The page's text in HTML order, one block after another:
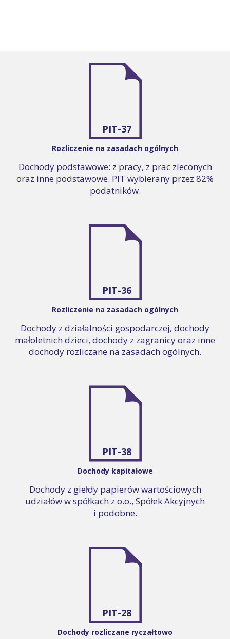
PIT-37
Rozliczenie na zasadach ogólnych
Dochody podstawowe: z pracy, z prac zleconych
oraz inne podstawowe. PIT wybierany przez 82%
podatników.
PIT-36
Rozliczenie na zasadach ogólnych
Dochody z działalności gospodarczej, dochody
małoletnich dzieci, dochody z zagranicy oraz inne
dochody rozliczane na zasadach ogólnych.
PIT-38
Dochody kapitałowe
Dochody z giełdy papierów wartościowych
udziałów w spółkach z o.o., Spółek Akcyjnych
i podobne.
PIT-28
Dochody rozliczane ryczałtowo